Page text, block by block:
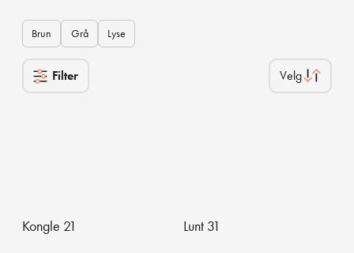
Brun Grå Lyse
Filter
Kongle 21 Lunt 31